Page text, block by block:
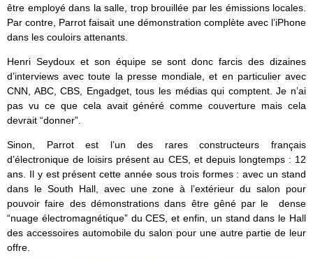
être employé dans la salle, trop brouillée par les émissions locales.
Par contre, Parrot faisait une démonstration complète avec l’iPhone
dans les couloirs attenants.
Henri Seydoux et son équipe se sont donc farcis des dizaines
d’interviews avec toute la presse mondiale, et en particulier avec
CNN, ABC, CBS, Engadget, tous les médias qui comptent. Je n’ai
pas vu ce que cela avait généré comme couverture mais cela
devrait “donner”.
Sinon, Parrot est l’un des rares constructeurs français
d’électronique de loisirs présent au CES, et depuis longtemps : 12
ans. Il y est présent cette année sous trois formes : avec un stand
dans le South Hall, avec une zone à l’extérieur du salon pour
pouvoir faire des démonstrations dans être gêné par le dense
“nuage électromagnétique” du CES, et enfin, un stand dans le Hall
des accessoires automobile du salon pour une autre partie de leur
offre.